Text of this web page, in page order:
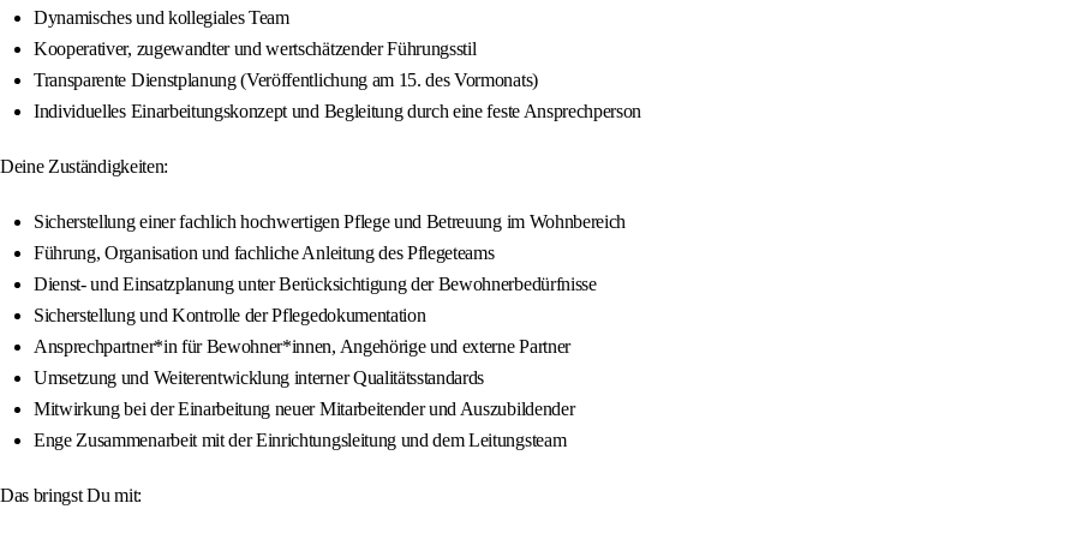
Dynamisches und kollegiales Team
Kooperativer, zugewandter und wertschätzender Führungsstil
Transparente Dienstplanung (Veröffentlichung am 15. des Vormonats)
Individuelles Einarbeitungskonzept und Begleitung durch eine feste Ansprechperson
Deine Zuständigkeiten:
Sicherstellung einer fachlich hochwertigen Pflege und Betreuung im Wohnbereich
Führung, Organisation und fachliche Anleitung des Pflegeteams
Dienst- und Einsatzplanung unter Berücksichtigung der Bewohnerbedürfnisse
Sicherstellung und Kontrolle der Pflegedokumentation
Ansprechpartner*in für Bewohner*innen, Angehörige und externe Partner
Umsetzung und Weiterentwicklung interner Qualitätsstandards
Mitwirkung bei der Einarbeitung neuer Mitarbeitender und Auszubildender
Enge Zusammenarbeit mit der Einrichtungsleitung und dem Leitungsteam
Das bringst Du mit: